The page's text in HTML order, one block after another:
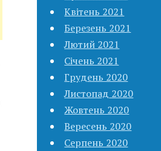
Квітень 2021
Березень 2021
Лютий 2021
Січень 2021
Грудень 2020
Листопад 2020
Жовтень 2020
Вересень 2020
Серпень 2020